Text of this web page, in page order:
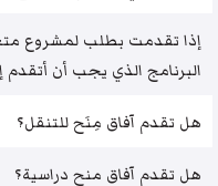
إذا تقدمت بطلب لمشروع
البرنامج الذي يجب أن أتقدم
هل تقدم آفاق مِنَح للتنقل؟
هل تقدم آفاق منح دراسية؟